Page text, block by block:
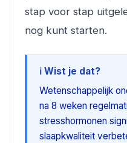
stap voor stap
nog kunt starten.
ℹ️ Wist je dat?
Wetenschappelijk
na 8 weken
stresshormonen
slaapkwaliteit